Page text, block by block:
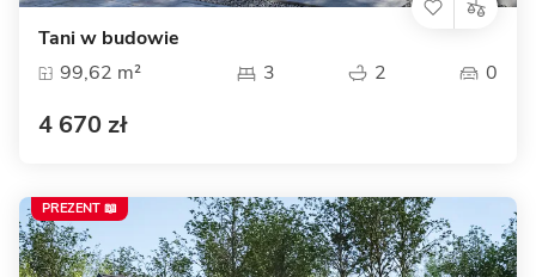
Tani w budowie
99,62 m²
3 2 0
4 670 zł
PREZENT 📖